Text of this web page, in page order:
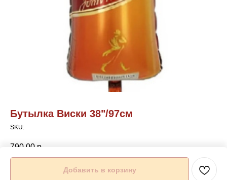
Бутылка Виски 38"/97см
SKU:
790,00 р.
Добавить в корзину